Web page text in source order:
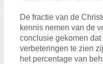
De fractie van de
kennis nemen van de
conclusie gekomen
verbeteringen te zien
het percentage van